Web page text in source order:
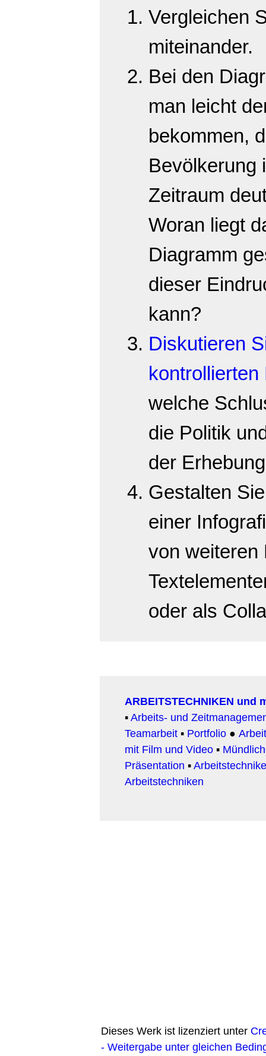
Vergleichen
miteinander.
Bei den
man leicht
bekommen,
Bevölkerung
Zeitraum
Woran liegt
Diagramm
dieser
kann?
Diskutieren
kontrollierten
welche
die Politik
der
Gestalten
einer
von weiteren
oder als
ARBEITSTECHNIKEN und
▪Arbeits- und
Teamarbeit ▪ Portfolio ●
mit Film und Video ▪
Präsentation ▪
Arbeitstechniken
Dieses Werk ist lizenziert unter
- Weitergabe unter gleichen